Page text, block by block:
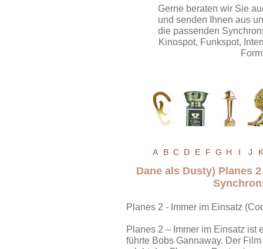
Gerne beraten wir Sie
und senden Ihnen aus
die passenden
Kinospot, Funkspot,
A B C D E F G H I J K
Dane als Dusty) Planes
Planes 2 - Immer im Einsatz
Planes 2 – Immer im Einsatz ist
führte Bobs Gannaway. Der